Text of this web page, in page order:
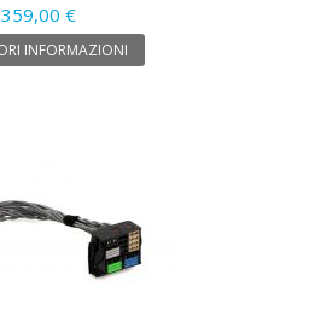
359,00 €
INFORMAZIONI